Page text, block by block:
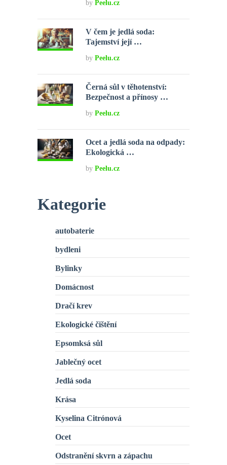
byPeelu.cz
V čem je jedlá soda:
Tajemství její …
byPeelu.cz
Černá sůl v těhotenství:
Bezpečnost a přínosy …
byPeelu.cz
Ocet a jedlá soda na odpady:
Ekologická …
byPeelu.cz
Kategorie
autobaterie
bydleni
Bylinky
Domácnost
Dračí krev
Ekologické čištění
Epsomksá sůl
Jablečný ocet
Jedlá soda
Krása
Kyselina Citrónová
Ocet
Odstranění skvrn a zápachu